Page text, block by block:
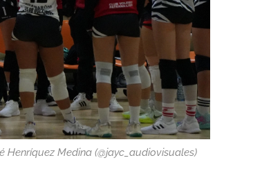
Henríquez Medina (@jayc_audiovisuales)